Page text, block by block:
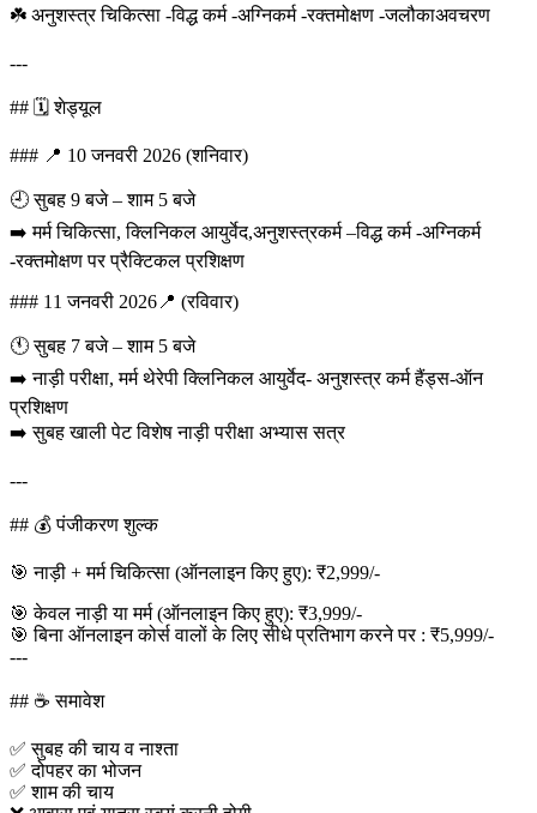
☘️ अनुशस्त्र चिकित्सा -विद्ध कर्म -अग्निकर्म -रक्तमोक्षण -जलौकाअवचरण
---
## 🗓️ शेड्यूल
### 📍 10 जनवरी 2026 (शनिवार)
🕘 सुबह 9 बजे – शाम 5 बजे
➡️ मर्म चिकित्सा, क्लिनिकल आयुर्वेद,अनुशस्त्रकर्म –विद्ध कर्म -अग्निकर्म
-रक्तमोक्षण पर प्रैक्टिकल प्रशिक्षण
### 11 जनवरी 2026📍 (रविवार)
🕚 सुबह 7 बजे – शाम 5 बजे
➡️ नाड़ी परीक्षा, मर्म थेरेपी क्लिनिकल आयुर्वेद- अनुशस्त्र कर्म हैंड्स-ऑन
प्रशिक्षण
➡️ सुबह खाली पेट विशेष नाड़ी परीक्षा अभ्यास सत्र
---
## 💰 पंजीकरण शुल्क
🎯 नाड़ी + मर्म चिकित्सा (ऑनलाइन किए हुए): ₹2,999/-
🎯 केवल नाड़ी या मर्म (ऑनलाइन किए हुए): ₹3,999/-
🎯 बिना ऑनलाइन कोर्स वालों के लिए सीधे प्रतिभाग करने पर : ₹5,999/-
---
## ☕ समावेश
✅ सुबह की चाय व नाश्ता
✅ दोपहर का भोजन
✅ शाम की चाय